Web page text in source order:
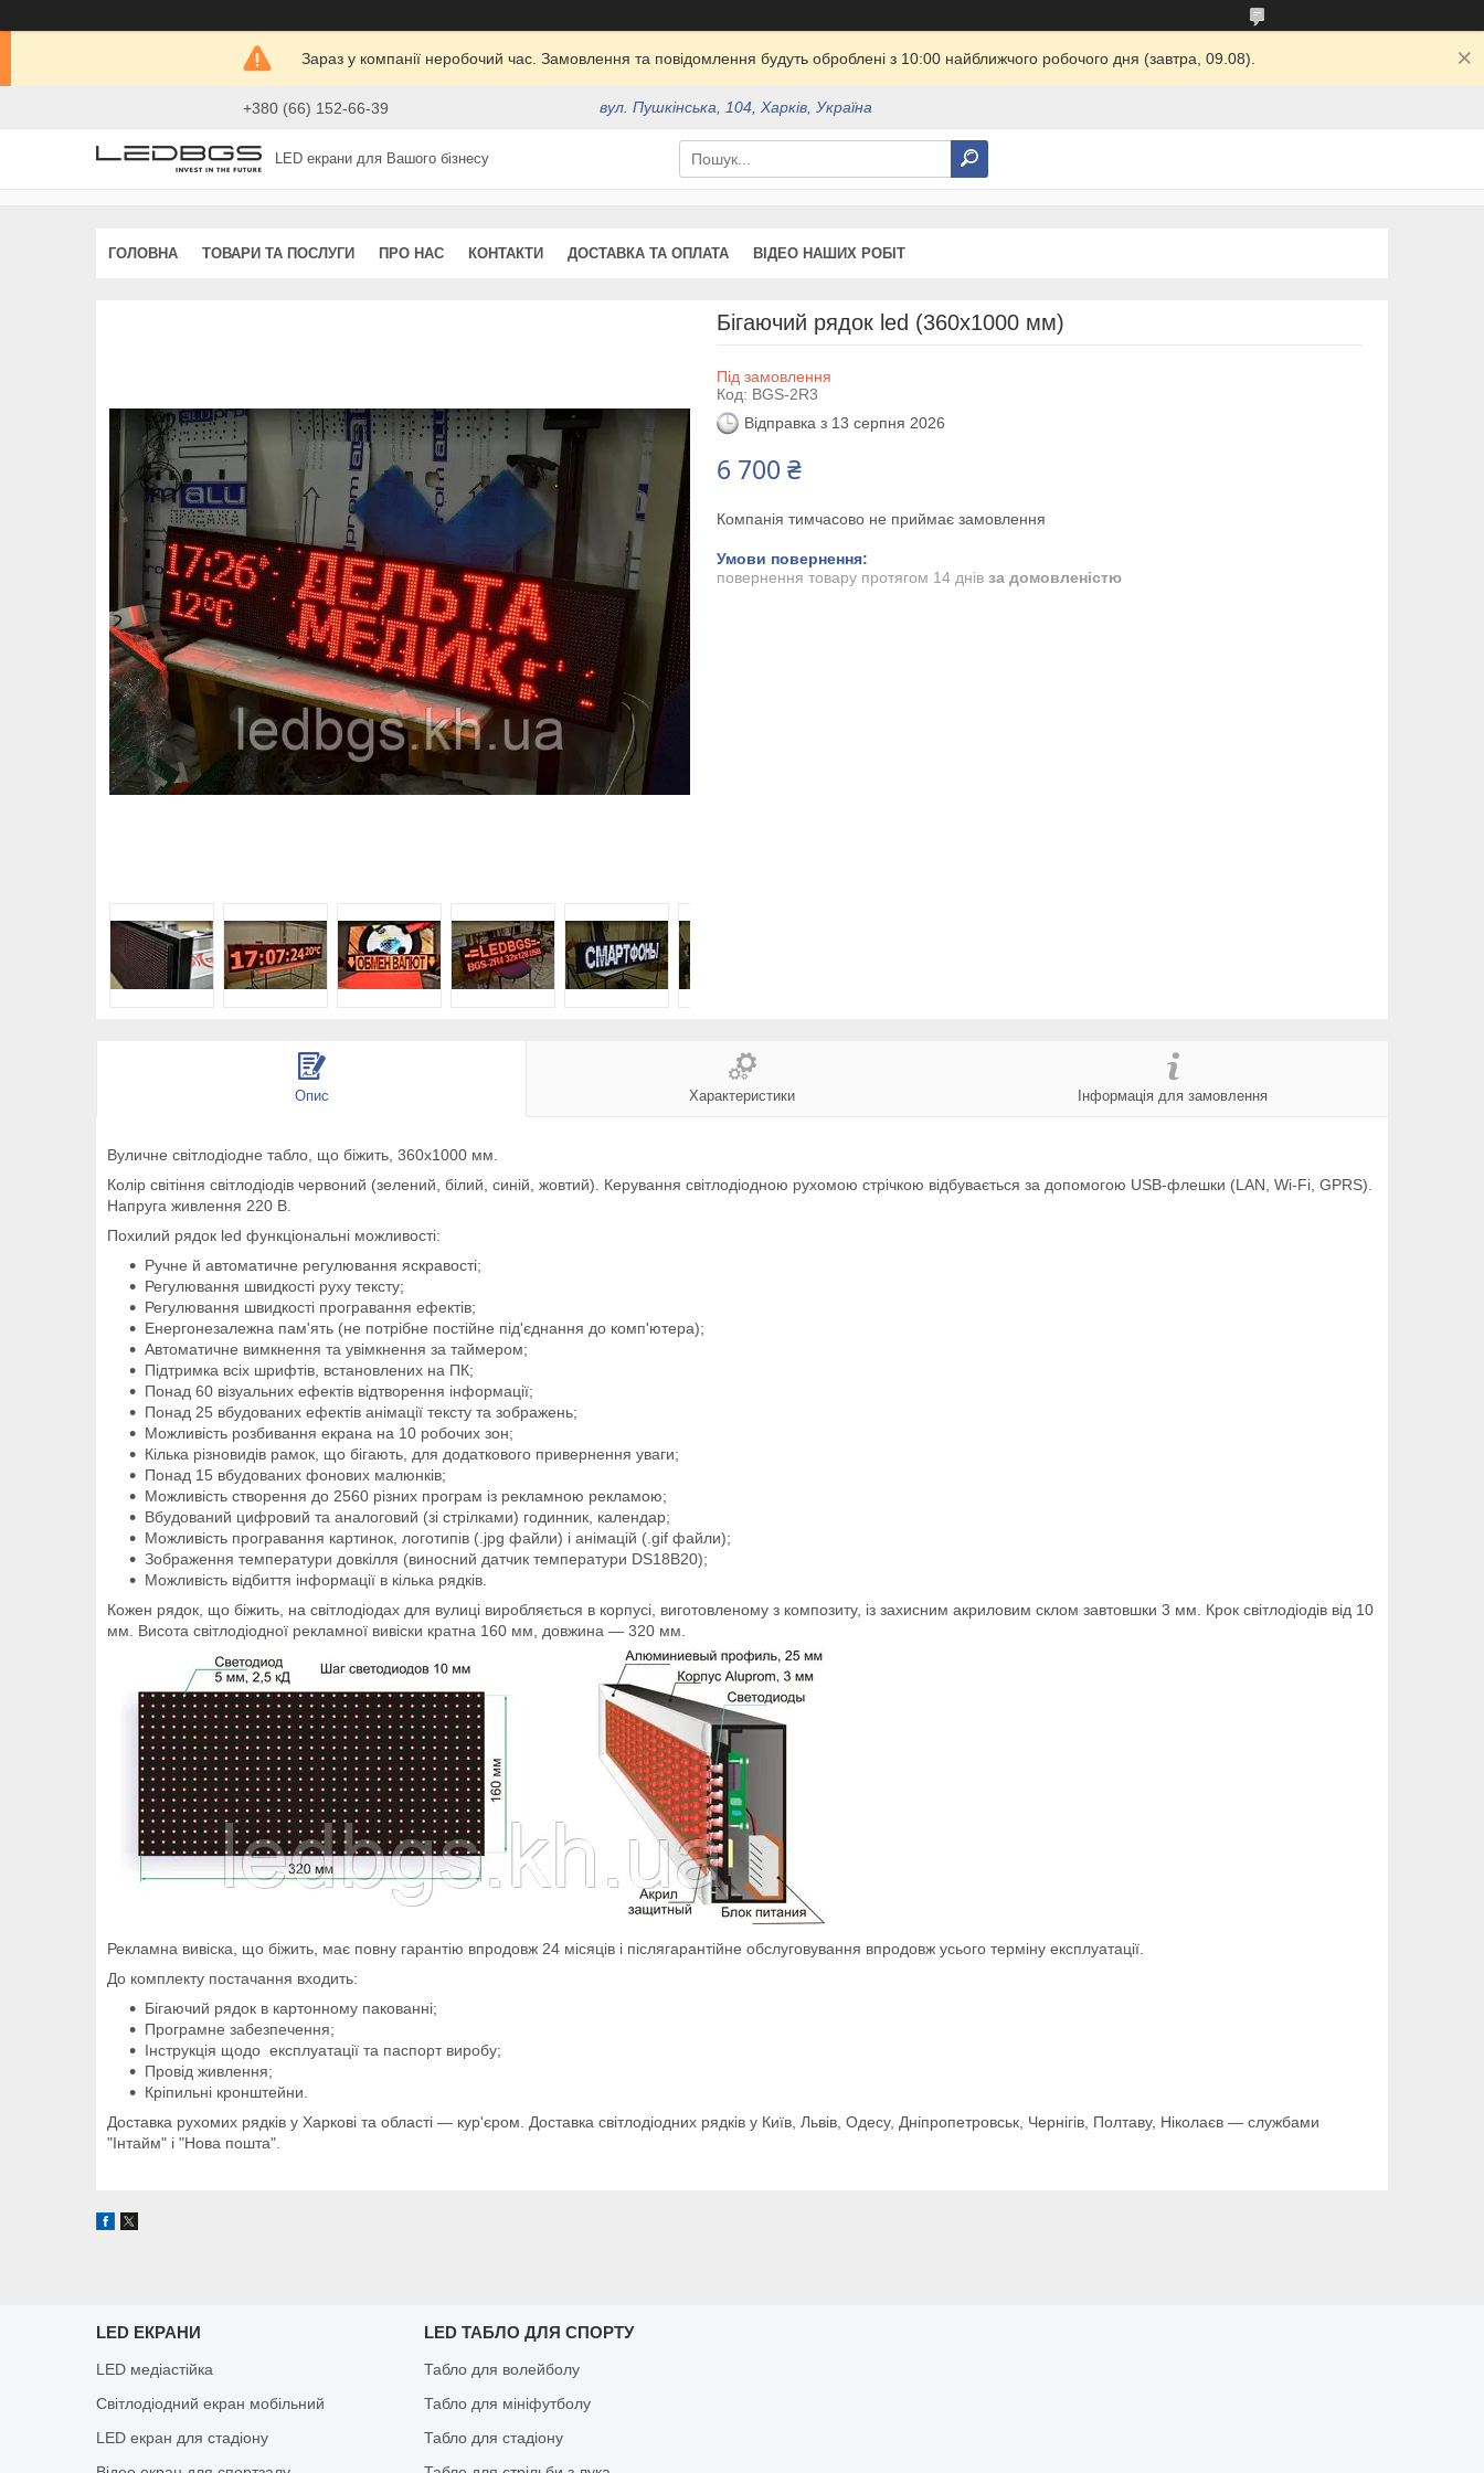
Зараз у компанії неробочий час. Замовлення та повідомлення будуть оброблені з 10:00 найближчого робочого дня (завтра, 09.08).
+380 (66) 152-66-39 вул. Пушкінська, 104, Харків, Україна
LED екрани для Вашого бізнесу
ГОЛОВНА ТОВАРИ ТА ПОСЛУГИ ПРО НАС КОНТАКТИ ДОСТАВКА ТА ОПЛАТА ВІДЕО НАШИХ РОБІТ
Бігаючий рядок led (360х1000 мм)
Під замовлення
Код: BGS-2R3
Відправка з 13 серпня 2026
6 700 ₴
Компанія тимчасово не приймає замовлення
повернення товару протягом 14 днів за домовленістю
Опис Характеристики Інформація для замовлення
Вуличне світлодіодне табло, що біжить, 360x1000 мм.
Колір світіння світлодіодів червоний (зелений, білий, синій, жовтий). Керування світлодіодною рухомою стрічкою відбувається за допомогою USB-флешки (LAN, Wi-Fi, GPRS).
Напруга живлення 220 В.
Похилий рядок led функціональні можливості:
Ручне й автоматичне регулювання яскравості;
Регулювання швидкості руху тексту;
Регулювання швидкості програвання ефектів;
Енергонезалежна пам'ять (не потрібне постійне під'єднання до комп'ютера);
Автоматичне вимкнення та увімкнення за таймером;
Підтримка всіх шрифтів, встановлених на ПК;
Понад 60 візуальних ефектів відтворення інформації;
Понад 25 вбудованих ефектів анімації тексту та зображень;
Можливість розбивання екрана на 10 робочих зон;
Кілька різновидів рамок, що бігають, для додаткового привернення уваги;
Понад 15 вбудованих фонових малюнків;
Можливість створення до 2560 різних програм із рекламною рекламою;
Вбудований цифровий та аналоговий (зі стрілками) годинник, календар;
Можливість програвання картинок, логотипів (.jpg файли) і анімацій (.gif файли);
Зображення температури довкілля (виносний датчик температури DS18B20);
Можливість відбиття інформації в кілька рядків.
Кожен рядок, що біжить, на світлодіодах для вулиці виробляється в корпусі, виготовленому з композиту, із захисним акриловим склом завтовшки 3 мм. Крок світлодіодів від 10
мм. Висота світлодіодної рекламної вивіски кратна 160 мм, довжина — 320 мм.
Рекламна вивіска, що біжить, має повну гарантію впродовж 24 місяців і післягарантійне обслуговування впродовж усього терміну експлуатації.
До комплекту постачання входить:
Бігаючий рядок в картонному пакованні;
Програмне забезпечення;
Інструкція щодо експлуатації та паспорт виробу;
Провід живлення;
Кріпильні кронштейни.
Доставка рухомих рядків у Харкові та області — кур'єром. Доставка світлодіодних рядків у Київ, Львів, Одесу, Дніпропетровськ, Чернігів, Полтаву, Ніколаєв — службами
"Інтайм" і "Нова пошта".
LED ЕКРАНИ
LED медіастійка
Світлодіодний екран мобільний
LED екран для стадіону
LED ТАБЛО ДЛЯ СПОРТУ
Табло для волейболу
Табло для мініфутболу
Табло для стадіону